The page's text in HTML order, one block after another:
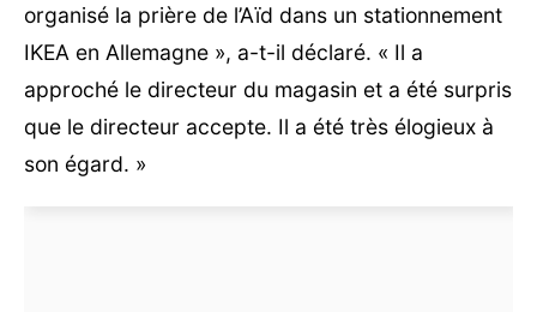
organisé la prière de l’Aïd dans un stationnement
IKEA en Allemagne », a-t-il déclaré. « Il a
approché le directeur du magasin et a été surpris
que le directeur accepte. Il a été très élogieux à
son égard. »